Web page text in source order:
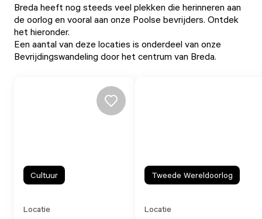
Breda heeft nog steeds veel plekken die herinneren aan
de oorlog en vooral aan onze Poolse bevrijders. Ontdek
het hieronder.
Een aantal van deze locaties is onderdeel van onze
Bevrijdingswandeling door het centrum van Breda.
Locatie
Cultuur
Locatie
Tweede Wereldoorlog